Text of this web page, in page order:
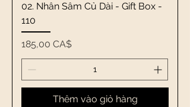
02. Nhân Sâm Củ Dài - Gift Box -
110
Giá
185,00 CA$
Thêm vào giỏ hàng